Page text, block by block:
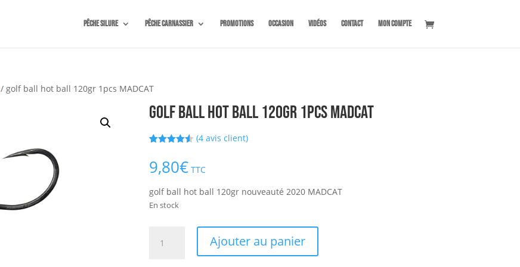
Pêche silure Pêche carnassier Promotions OCCASION Vidéos Contact Mon compte
/ golf ball hot ball 120gr 1pcs MADCAT
golf ball hot ball 120gr 1pcs MADCAT
basé sur
notations
(4 avis client)
9,80€ TTC
golf ball hot ball 120gr nouveauté 2020 MADCAT
En stock
Ajouter au panier